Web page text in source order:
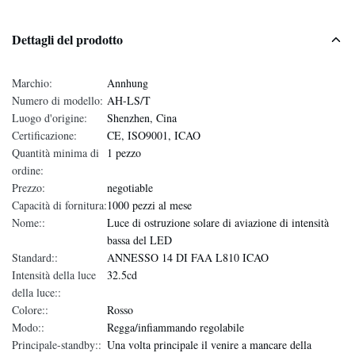
Dettagli del prodotto
Marchio:
Annhung
Numero di modello: AH-LS/T
Luogo d'origine:
Shenzhen, Cina
Certificazione:
CE, ISO9001, ICAO
Quantità minima di
ordine:
1 pezzo
Prezzo:
negotiable
Capacità di fornitura:1000 pezzi al mese
Nome::
Luce di ostruzione solare di aviazione di intensità
bassa del LED
Standard::
ANNESSO 14 DI FAA L810 ICAO
Intensità della luce
della luce::
32.5cd
Colore::
Rosso
Modo::
Regga/infiammando regolabile
Principale-standby:: Una volta principale il venire a mancare della